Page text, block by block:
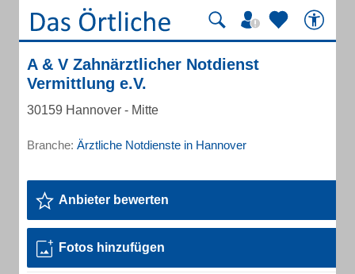
A & V Zahnärztlicher Notdienst
Vermittlung e.V.
30159 Hannover - Mitte
Branche: Ärztliche Notdienste in Hannover
Anbieter bewerten
Fotos hinzufügen